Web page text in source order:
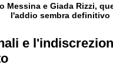
Messina e Giada Rizzi,
l'addio sembra definitivo
e